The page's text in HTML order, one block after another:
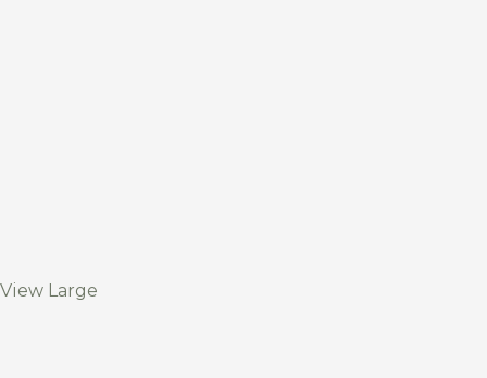
View Large